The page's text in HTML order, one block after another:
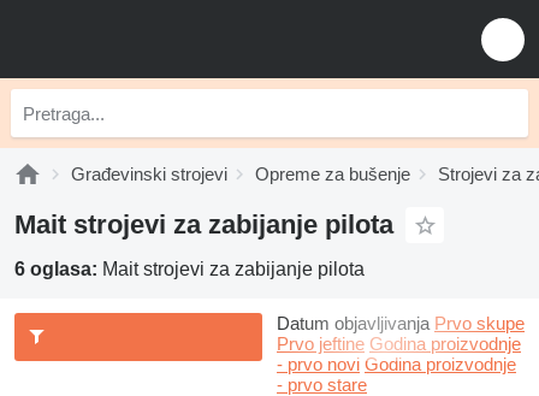
Građevinski strojevi Opreme za bušenje Strojevi za
Mait strojevi za zabijanje pilota
6 oglasa: Mait strojevi za zabijanje pilota
Datum objavljivanja Prvo skupe
Prvo jeftine Godina proizvodnje
- prvo novi Godina proizvodnje
- prvo stare